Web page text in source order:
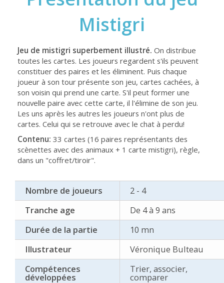
Mistigri
Jeu de mistigri superbement illustré. On distribue
toutes les cartes. Les joueurs regardent s'ils peuvent
constituer des paires et les éliminent. Puis chaque
joueur à son tour présente son jeu, cartes cachées, à
son voisin qui prend une carte. S'il peut former une
nouvelle paire avec cette carte, il l'élimine de son jeu.
Les uns après les autres les joueurs n'ont plus de
cartes. Celui qui se retrouve avec le chat à perdu!
Contenu: 33 cartes (16 paires représentants des
scènettes avec des animaux + 1 carte mistigri), règle,
dans un "coffret/tiroir".
Nombre de joueurs
2 - 4
Tranche age
De 4 à 9 ans
Durée de la partie
10 mn
Illustrateur
Véronique Bulteau
Compétences
développées
Trier, associer,
comparer